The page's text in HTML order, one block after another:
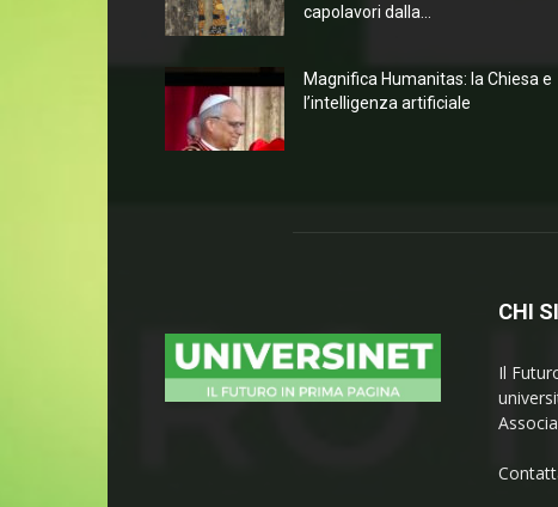
capolavori dalla...
Magnifica Humanitas: la Chiesa e
l’intelligenza artificiale
CHI
Il